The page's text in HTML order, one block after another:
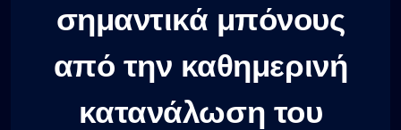
σημαντικά μπόνους
από την καθημερινή
κατανάλωση του